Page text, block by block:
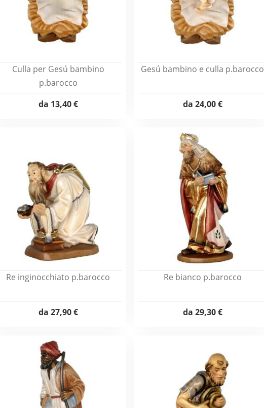
Culla per Gesú bambino
p.barocco
da 13,40 €
Gesú bambino e culla p.barocco
da 24,00 €
Re inginocchiato p.barocco
da 27,90 €
Re bianco p.barocco
da 29,30 €